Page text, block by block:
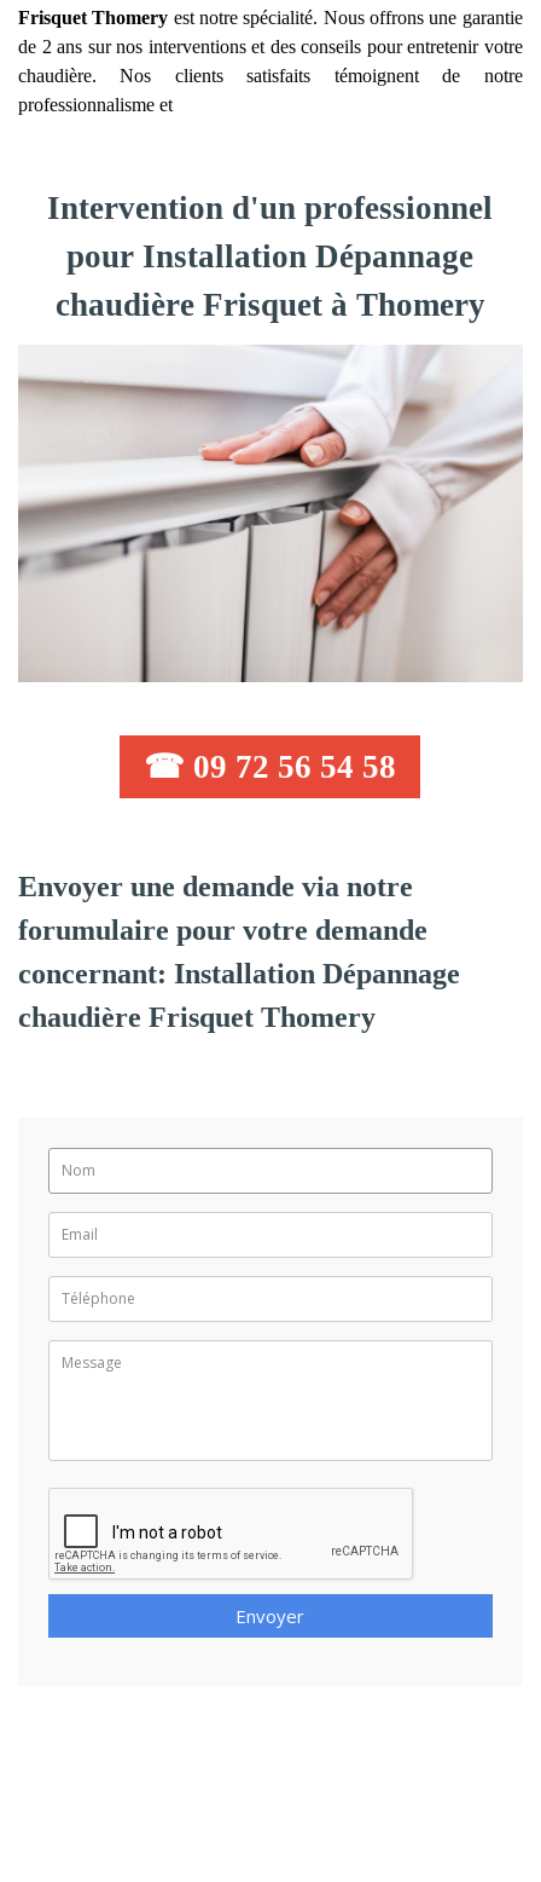
Frisquet Thomery est notre spécialité. Nous offrons une garantie
de 2 ans sur nos interventions et des conseils pour entretenir votre
chaudière. Nos clients satisfaits témoignent de notre
professionnalisme et
Intervention d'un professionnel
pour Installation Dépannage
chaudière Frisquet à Thomery
☎ 09 72 56 54 58
Envoyer une demande via notre
forumulaire pour votre demande
concernant: Installation Dépannage
chaudière Frisquet Thomery
Envoyer